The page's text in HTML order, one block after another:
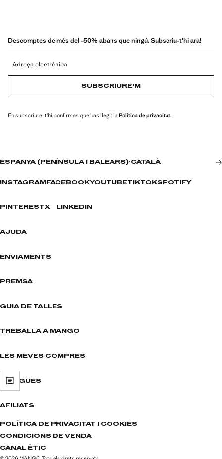
Descomptes de més del -50% abans que ningú. Subscriu-t'hi ara!
Adreça electrònica
SUBSCRIURE'M
En subscriure-t'hi, confirmes que has llegit la Política de privacitat.
ESPANYA (PENÍNSULA I BALEARS)·CATALÀ
INSTAGRAM FACEBOOKYOUTUBETIKTOKSPOTIFY
PINTERESTX LINKEDIN
AJUDA
ENVIAMENTS
PREMSA
GUIA DE TALLES
TREBALLA A MANGO
LES MEVES COMPRES
BOTIGUES
AFILIATS
POLÍTICA DE PRIVACITAT I COOKIES
CONDICIONS DE VENDA
CANAL ÈTIC